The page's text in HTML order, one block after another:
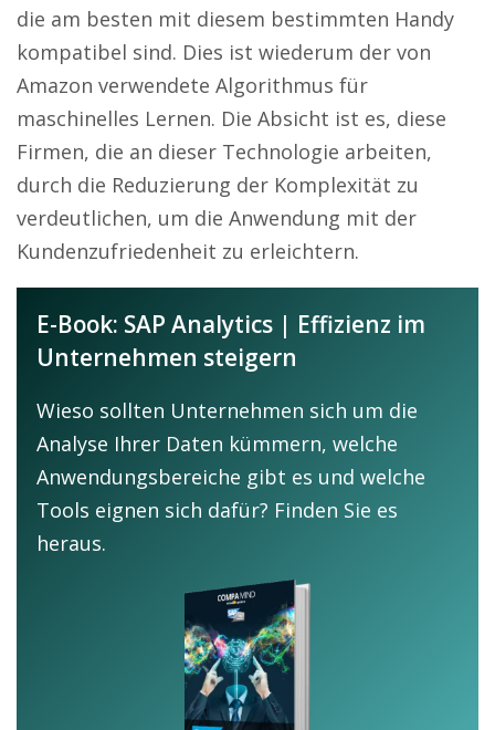
die am besten mit diesem bestimmten Handy
kompatibel sind. Dies ist wiederum der von
Amazon verwendete Algorithmus für
maschinelles Lernen. Die Absicht ist es, diese
Firmen, die an dieser Technologie arbeiten,
durch die Reduzierung der Komplexität zu
verdeutlichen, um die Anwendung mit der
Kundenzufriedenheit zu erleichtern.
E-Book: SAP Analytics | Effizienz im
Unternehmen steigern
Wieso sollten Unternehmen sich um die
Analyse Ihrer Daten kümmern, welche
Anwendungsbereiche gibt es und welche
Tools eignen sich dafür? Finden Sie es
heraus.